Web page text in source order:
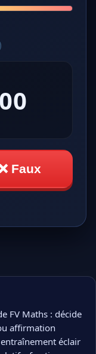
Faux
FV Maths : décide
affirmation
éclair